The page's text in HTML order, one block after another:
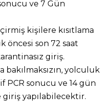
ve 7 Gün
kişilere kısıtlama
öncesi son 72 saat
giriş.
bakılmaksızın, yolculuk
PCR sonucu ve 14 gün
giriş yapılabilecektir.